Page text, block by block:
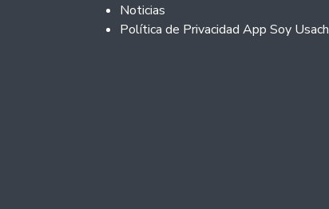
Noticias
Política de Privacidad App Soy Usach